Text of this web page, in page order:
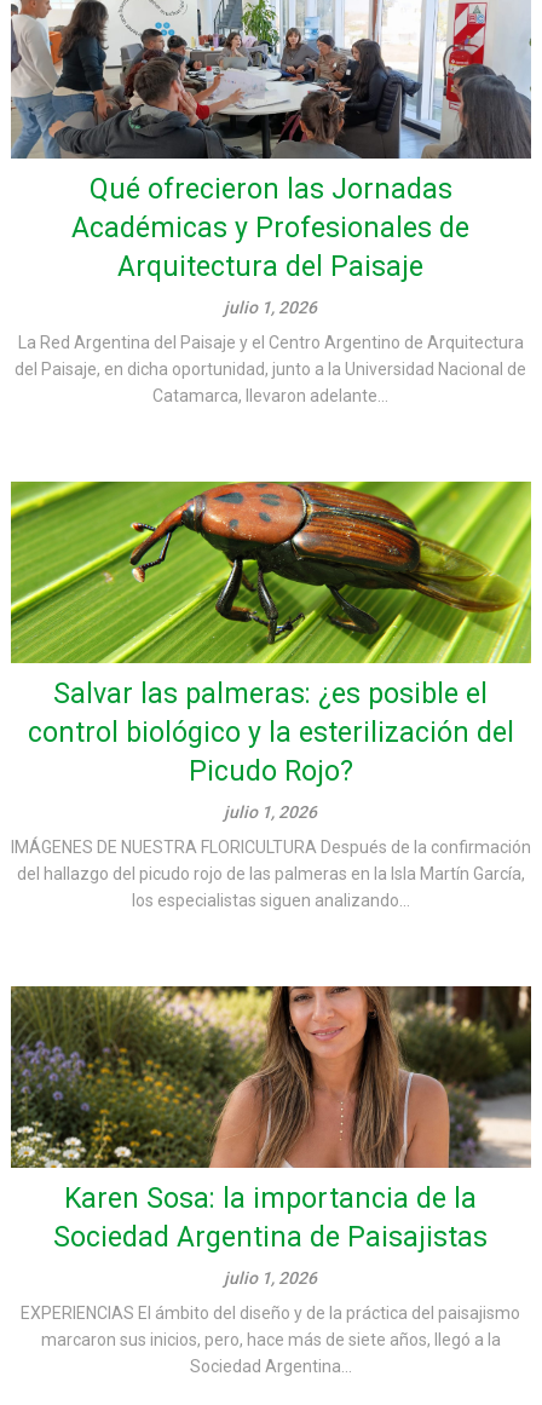
Qué ofrecieron las Jornadas
Académicas y Profesionales de
Arquitectura del Paisaje
julio 1, 2026
La Red Argentina del Paisaje y el Centro Argentino de Arquitectura
del Paisaje, en dicha oportunidad, junto a la Universidad Nacional de
Catamarca, llevaron adelante...
Salvar las palmeras: ¿es posible el
control biológico y la esterilización del
Picudo Rojo?
julio 1, 2026
IMÁGENES DE NUESTRA FLORICULTURA Después de la confirmación
del hallazgo del picudo rojo de las palmeras en la Isla Martín García,
los especialistas siguen analizando...
Karen Sosa: la importancia de la
Sociedad Argentina de Paisajistas
julio 1, 2026
EXPERIENCIAS El ámbito del diseño y de la práctica del paisajismo
marcaron sus inicios, pero, hace más de siete años, llegó a la
Sociedad Argentina...